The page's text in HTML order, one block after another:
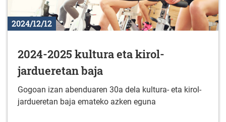
2024/12/12
2024-2025 kultura eta kirol-
jardueretan baja
Gogoan izan abenduaren 30a dela kultura- eta kirol-
jardueretan baja emateko azken eguna